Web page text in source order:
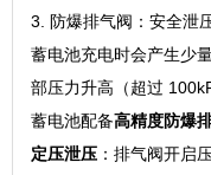
3. 防爆排气阀：安全泄
蓄电池充电时会产生少
部压力升高（超过
蓄电池配备高精度防爆
定压泄压 ：排气阀开启